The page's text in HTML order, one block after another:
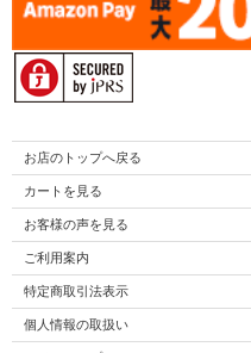
お店のトップへ戻る
カートを見る
お客様の声を見る
ご利用案内
特定商取引法表示
個人情報の取扱い